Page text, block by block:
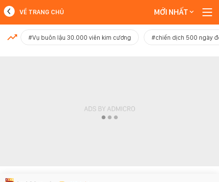
MỚI NHẤT
VỀ TRANG CHỦ MỚI NHẤT
#Vụ buôn lậu 30.000 viên kim cương #chiến dịch 500 ngày